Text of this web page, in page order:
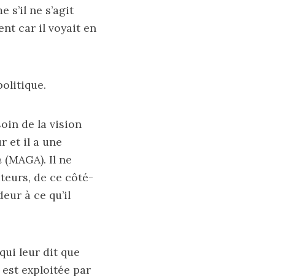
s’il ne s’agit
car il voyait en
de la vision
et il a une
(MAGA). Il ne
de ce côté-
à ce qu’il
leur dit que
est exploitée par